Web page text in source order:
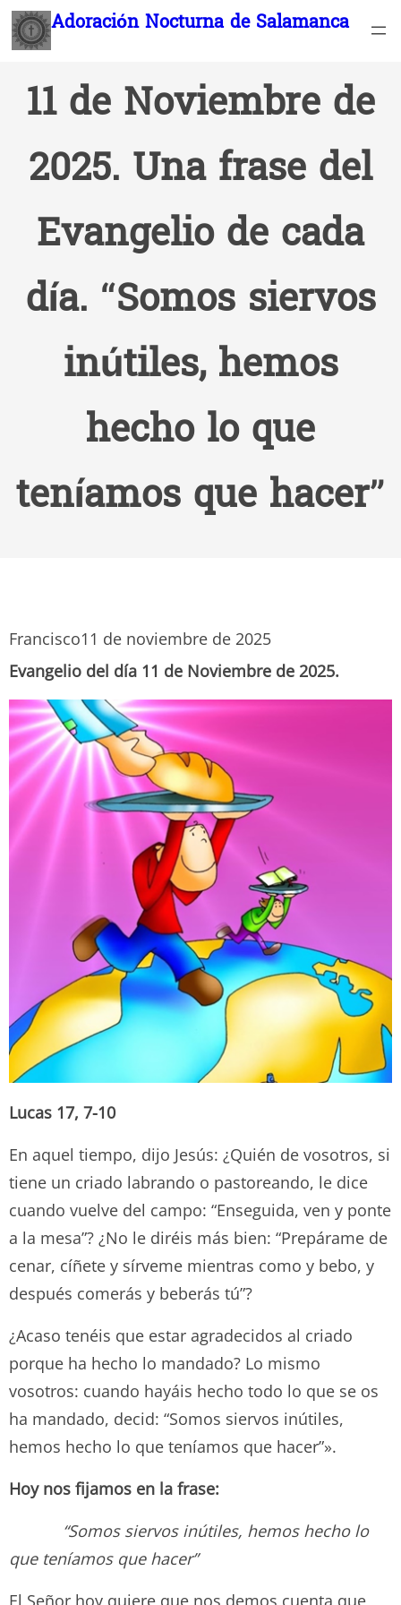
Saltar Adoración Nocturna de Salamanca
11 de Noviembre de
2025. Una frase del
Evangelio de cada
día. “Somos siervos
inútiles, hemos
hecho lo que
teníamos que hacer”
Francisco11 de noviembre de 2025
Evangelio del día 11 de Noviembre de 2025.
Lucas 17, 7-10
En aquel tiempo, dijo Jesús: ¿Quién de vosotros, si
tiene un criado labrando o pastoreando, le dice
cuando vuelve del campo: “Enseguida, ven y ponte
a la mesa”? ¿No le diréis más bien: “Prepárame de
cenar, cíñete y sírveme mientras como y bebo, y
después comerás y beberás tú”?
¿Acaso tenéis que estar agradecidos al criado
porque ha hecho lo mandado? Lo mismo
vosotros: cuando hayáis hecho todo lo que se os
ha mandado, decid: “Somos siervos inútiles,
hemos hecho lo que teníamos que hacer”».
Hoy nos fijamos en la frase:
“Somos siervos inútiles, hemos hecho lo
que teníamos que hacer”
El Señor hoy quiere que nos demos cuenta que